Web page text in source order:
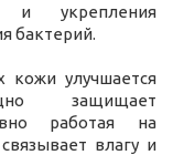
и укрепления
бактерий.
кожи улучшается
защищает
работая на
влагу и